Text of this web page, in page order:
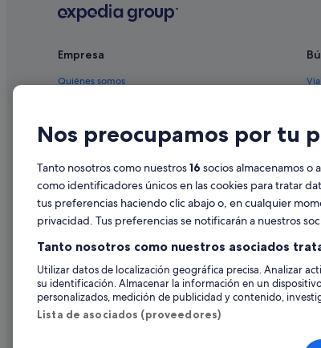
Hoteles de 4 estrellas en Flagstaff
Hoteles baratos en Flagstaff
Empresa
Quiénes somos
Anuncia tu alojamiento
Prensa
Nos preocupamos por tu
Tanto nosotros como nuestros16 socios almacenamos o
como identificadores únicos en las cookies para tratar
tus preferencias haciendo clic abajo o, en cualquier
privacidad. Tus preferencias se notificarán a nuestros
Tanto nosotros como nuestros asociados
Utilizar datos de localización geográfica precisa. Analizar
su identificación. Almacenar la información en un
personalizados, medición de publicidad y contenido,
Lista de asociados (proveedores)